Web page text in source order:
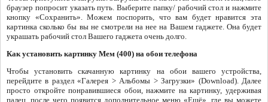
браузер попросит указать путь. Выберите папку/ рабочий стол и нажмите
кнопку «Сохранить». Можем поспорить, что вам будет нравится эта
картинка сколько бы вы не смотрели на нее на Вашем гаджете. Она будет
украшать рабочий стол Вашего гаджета очень долго.
Как установить картинку Мем (400) на обои телефона
Чтобы установить скачанную картинку на обои вашего устройства,
перейдите в раздел «Галерея > Альбомы > Загрузки» (Download). Далее
просто откройте понравившиеся обои, нажмите на картинку, удерживая
палец, после чего появится дополнительное меню «Ещё», где вы можете